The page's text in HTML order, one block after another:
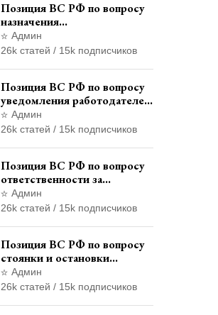
ответственности
Позиция ВС РФ по вопросу
назначения
административного
наказания в виде лишения
Админ
26k статей / 15k подписчиков
Позиция ВС РФ по вопросу
уведомления работодателем
о заключении трудового
договора с бывшим
Админ
26k статей / 15k подписчиков
Позиция ВС РФ по вопросу
ответственности за
непредоставление
документов при проведении
Админ
26k статей / 15k подписчиков
Позиция ВС РФ по вопросу
стоянки и остановки
транспортного средства на
тротуаре и квалификации
Админ
26k статей / 15k подписчиков